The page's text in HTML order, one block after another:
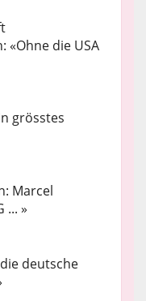
«Ohne die USA
grösstes
Marcel
... »
deutsche